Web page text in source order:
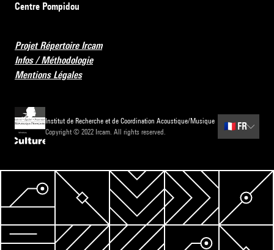
Centre Pompidou
Projet Répertoire Ircam
Infos / Méthodologie
Mentions Légales
Institut de Recherche et de Coordination Acoustique/Musique
Copyright © 2022 Ircam. All rights reserved.
🇫🇷 FR